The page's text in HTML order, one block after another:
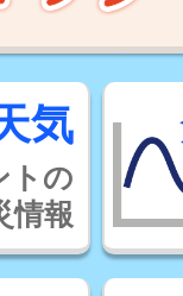
気
トの
情報